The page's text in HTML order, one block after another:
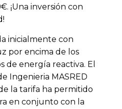
¡Una inversión con
inicialmente con
por encima de los
de energía reactiva. El
Ingenieria MASRED
la tarifa ha permitido
en conjunto con la